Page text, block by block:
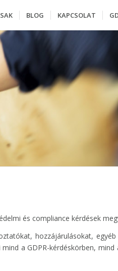
BLOG KAPCSOLAT
és compliance kérdések
hozzájárulásokat,
a GDPR-kérdéskörben,